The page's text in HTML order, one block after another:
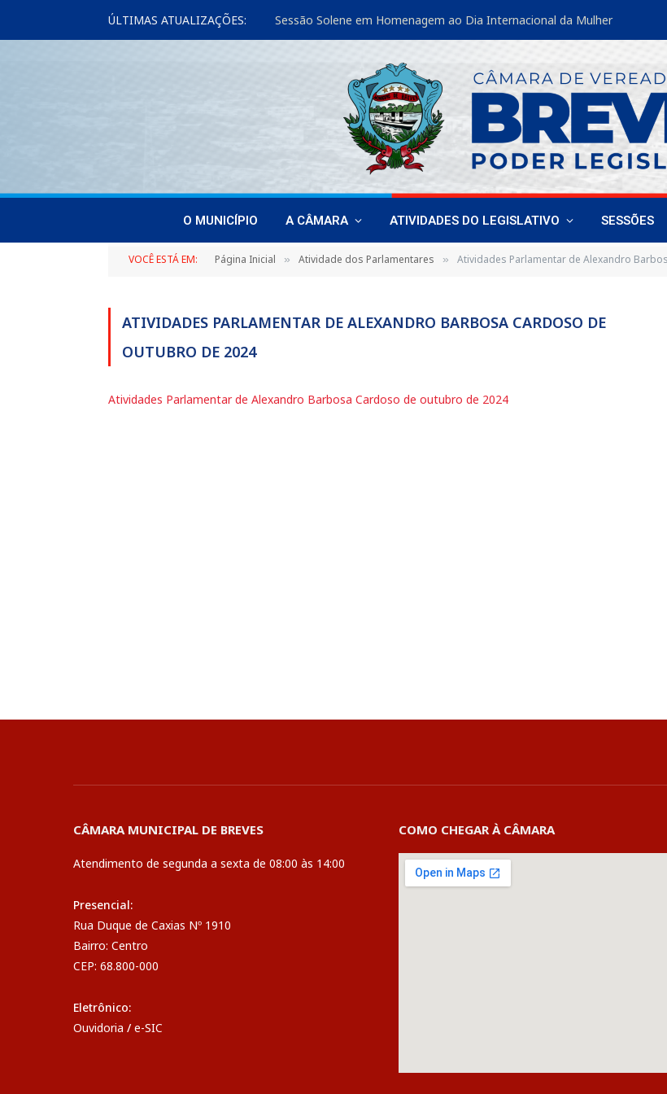
ÚLTIMAS ATUALIZAÇÕES: Sessão Solene em Homenagem ao Dia Internacional da Mulher
O MUNICÍPIO A CÂMARA ATIVIDADES DO LEGISLATIVO SESSÕES
VOCÊ ESTÁ EM: Página Inicial » Atividade dos Parlamentares » Atividades Parlamentar de Alexandro
ATIVIDADES PARLAMENTAR DE ALEXANDRO BARBOSA CARDOSO DE
OUTUBRO DE 2024
Atividades Parlamentar de Alexandro Barbosa Cardoso de outubro de 2024
CÂMARA MUNICIPAL DE BREVES
Atendimento de segunda a sexta de 08:00 às 14:00
Presencial:
Rua Duque de Caxias Nº 1910
Bairro: Centro
CEP: 68.800-000
Eletrônico:
Ouvidoria / e-SIC
COMO CHEGAR À CÂMARA